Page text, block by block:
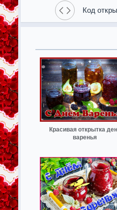
Код
Красивая открытка
варенья